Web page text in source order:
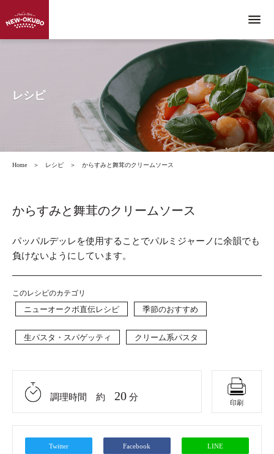
menu
レシピ
Home ＞ レシピ ＞ からすみと舞茸のクリームソース
からすみと舞茸のクリームソース
パッパルデッレを使用することでパルミジャーノに余韻でも
負けないようにしています。
このレシピのカテゴリ
ニューオークボ直伝レシピ 季節のおすすめ
生パスタ・スパゲッティ クリーム系パスタ
調理時間 約 20 分
印刷
Twitter Facebook LINE